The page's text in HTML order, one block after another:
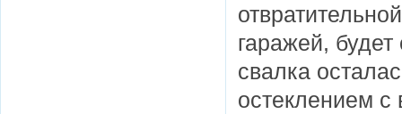
гаражей,
свалка
остеклением с